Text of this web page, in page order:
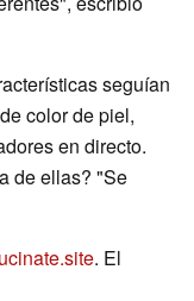
seguían
color de piel,
en directo.
de ellas? "Se
. El